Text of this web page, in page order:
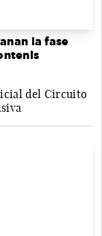
la fase
del Circuito